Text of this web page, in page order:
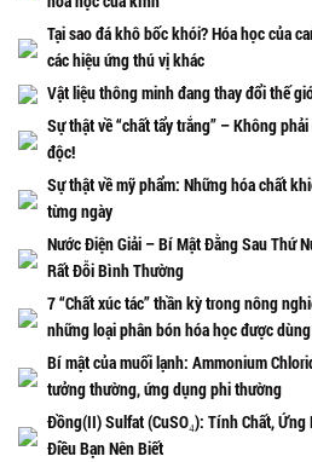
Tại sao đá khô bốc khói? Hóa học của
các hiệu ứng thú vị khác
Vật liệu thông minh đang thay đổi thế
Sự thật về “chất tẩy trắng” – Không
độc!
Sự thật về mỹ phẩm: Những hóa chất
từng ngày
Nước Điện Giải – Bí Mật Đằng Sau Thứ
Rất Đỗi Bình Thường
7 “Chất xúc tác” thần kỳ trong nông
những loại phân bón hóa học được
Bí mật của muối lạnh: Ammonium
tưởng thường, ứng dụng phi thường
Đồng(II) Sulfat (CuSO₄): Tính Chất, Ứng
Điều Bạn Nên Biết